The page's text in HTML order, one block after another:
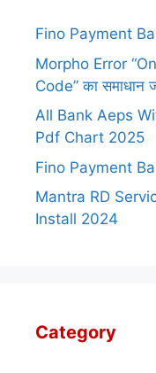
Fino Payment
Morpho Error
Code” का समाधान
All Bank Aeps
Pdf Chart 2025
Fino Payment
Mantra RD
Install 2024
Category